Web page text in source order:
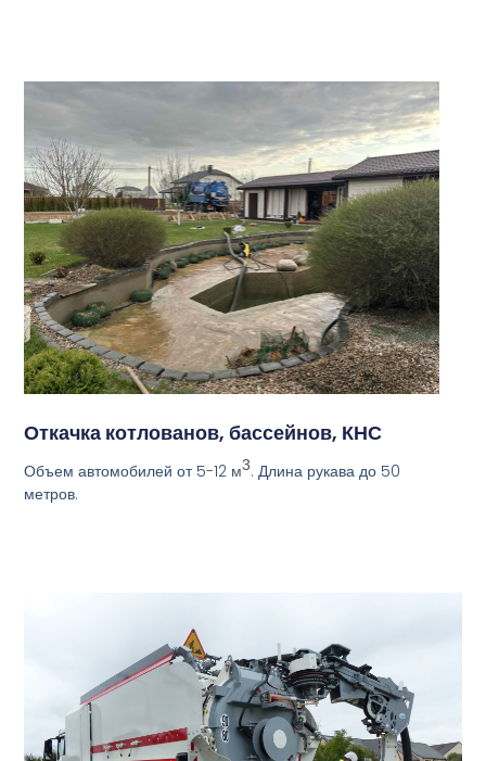
Откачка котлованов, бассейнов, КНС
Объем автомобилей от 5-12 м3. Длина рукава до 50
метров.